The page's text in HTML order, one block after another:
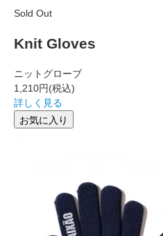
Sold Out
Knit Gloves
ニットグローブ
1,210円(税込)
詳しく見る
お気に入り